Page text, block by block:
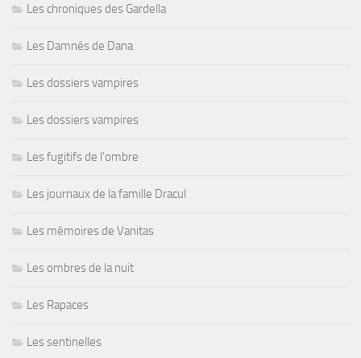
Les chroniques des Gardella
Les Damnés de Dana
Les dossiers vampires
Les dossiers vampires
Les fugitifs de l'ombre
Les journaux de la famille Dracul
Les mémoires de Vanitas
Les ombres de la nuit
Les Rapaces
Les sentinelles